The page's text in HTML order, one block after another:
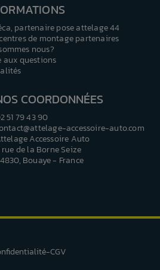
partenaire pose attelage 44
de montage partenaires
nous?
aux questions
COORDONNÉES
51 79 43 90
accessoire-auto.com
Accessoire Auto
rue de la Borne Seize
Bouaye - France
CGV